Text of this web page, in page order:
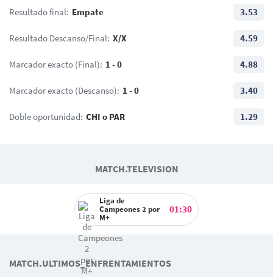
Resultado final: Empate 3.53
Resultado Descanso/Final: X/X 4.59
Marcador exacto (Final): 1 - 0 4.88
Marcador exacto (Descanso): 1 - 0 3.40
Doble oportunidad: CHI o PAR 1.29
MATCH.TELEVISION
Liga de
Campeones 2 por
M+
01:30
MATCH.ULTIMOS_ENFRENTAMIENTOS